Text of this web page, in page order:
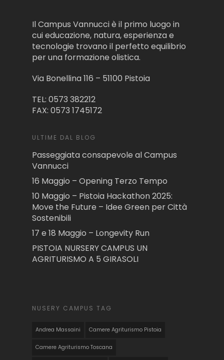
Il Campus Vannucci è il primo luogo in
cui educazione, natura, esperienza e
tecnologie trovano il perfetto equilibrio
per una formazione olistica.
Via Bonellina 116 – 51100 Pistoia
TEL: 0573 382212
FAX: 0573 1745172
ULTIME DAL BLOG
Passeggiata consapevole al Campus
Vannucci
16 Maggio – Opening Terzo Tempo
10 Maggio – Pistoia Hackathon 2025:
Move the Future – Idee Green per Città
Sostenibili
17 e 18 Maggio – Longevity Run
PISTOIA NURSERY CAMPUS UN
AGRITURISMO A 5 GIRASOLI
NUSERY CAMPUS TAG
Andrea Massaini Camere Agriturismo Pistoia
Camere Agriturismo Toscana